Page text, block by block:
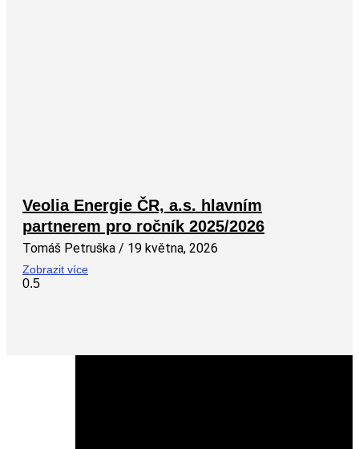
Veolia Energie ČR, a.s. hlavním
partnerem pro ročník 2025/2026
Tomáš Petruška 19 května, 2026
Zobrazit více